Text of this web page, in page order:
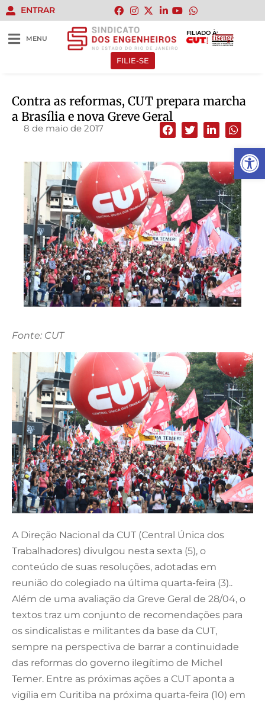
Abrir
ENTRAR
MENU
FILIADO À:
FILIE-SE
Contra as reformas, CUT prepara marcha
a Brasília e nova Greve Geral
8 de maio de 2017
Fonte: CUT
A Direção Nacional da CUT (Central Única dos
Trabalhadores) divulgou nesta sexta (5), o
conteúdo de suas resoluções, adotadas em
reunião do colegiado na última quarta-feira (3)..
Além de uma avaliação da Greve Geral de 28/04, o
textos traz um conjunto de recomendações para
os sindicalistas e militantes da base da CUT,
sempre na perspectiva de barrar a continuidade
das reformas do governo ilegítimo de Michel
Temer. Entre as próximas ações a CUT aponta a
vigília em Curitiba na próxima quarta-feira (10) em